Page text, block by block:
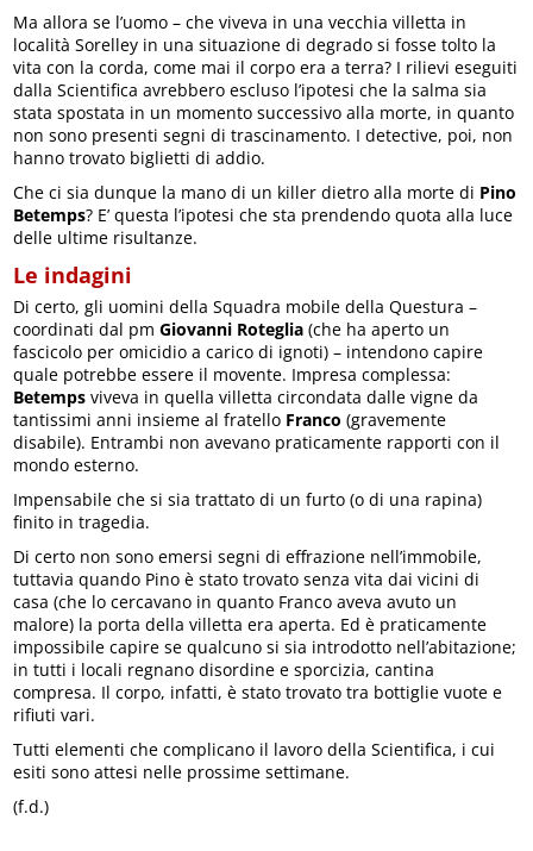
Ma allora se l’uomo – che viveva in una vecchia villetta in
località Sorelley in una situazione di degrado si fosse tolto la
vita con la corda, come mai il corpo era a terra? I rilievi eseguiti
dalla Scientifica avrebbero escluso l’ipotesi che la salma sia
stata spostata in un momento successivo alla morte, in quanto
non sono presenti segni di trascinamento. I detective, poi, non
hanno trovato biglietti di addio.
Che ci sia dunque la mano di un killer dietro alla morte di Pino
Betemps? E’ questa l’ipotesi che sta prendendo quota alla luce
delle ultime risultanze.
Le indagini
Di certo, gli uomini della Squadra mobile della Questura –
coordinati dal pmGiovanni Roteglia (che ha aperto un
fascicolo per omicidio a carico di ignoti) – intendono capire
quale potrebbe essere il movente. Impresa complessa:
Betemps viveva in quella villetta circondata dalle vigne da
tantissimi anni insieme al fratello Franco (gravemente
disabile). Entrambi non avevano praticamente rapporti con il
mondo esterno.
Impensabile che si sia trattato di un furto (o di una rapina)
finito in tragedia.
Di certo non sono emersi segni di effrazione nell’immobile,
tuttavia quando Pino è stato trovato senza vita dai vicini di
casa (che lo cercavano in quanto Franco aveva avuto un
malore) la porta della villetta era aperta. Ed è praticamente
impossibile capire se qualcuno si sia introdotto nell’abitazione;
in tutti i locali regnano disordine e sporcizia, cantina
compresa. Il corpo, infatti, è stato trovato tra bottiglie vuote e
rifiuti vari.
Tutti elementi che complicano il lavoro della Scientifica, i cui
esiti sono attesi nelle prossime settimane.
(f.d.)